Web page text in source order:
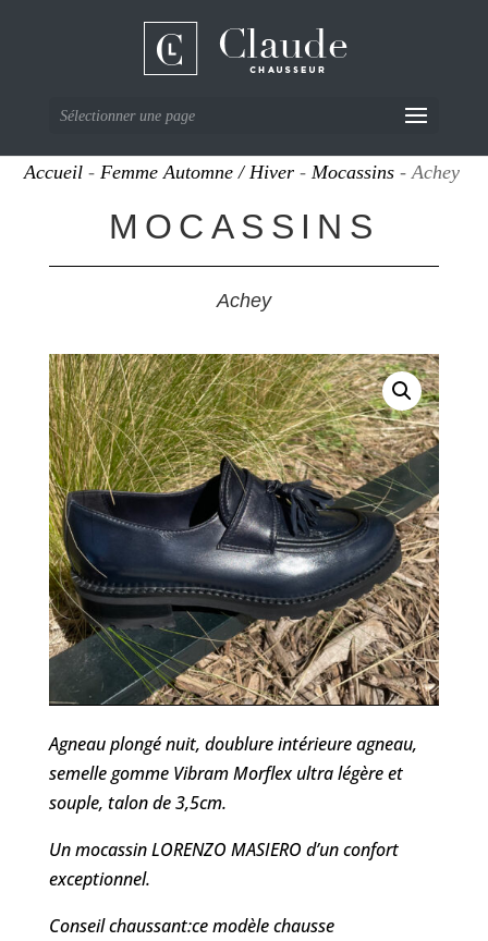
Sélectionner une page
Accueil -Femme Automne / Hiver -Mocassins - Achey
MOCASSINS
Achey
Agneau plongé nuit, doublure intérieure agneau,
semelle gomme Vibram Morflex ultra légère et
souple, talon de 3,5cm.
Un mocassin LORENZO MASIERO d’un confort
exceptionnel.
Conseil chaussant:ce modèle chausse